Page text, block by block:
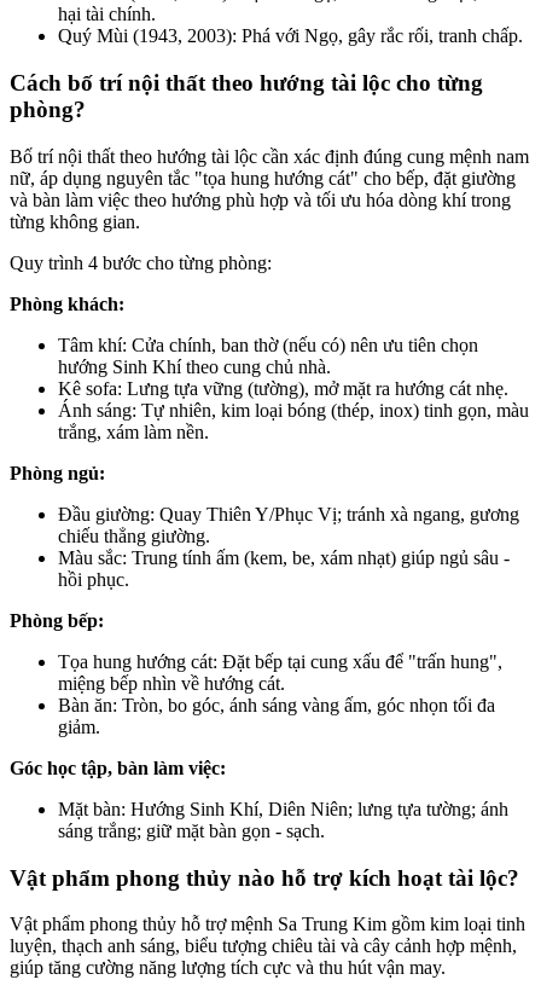
hại tài chính.
Quý Mùi (1943, 2003): Phá với Ngọ, gây rắc rối, tranh chấp.
Cách bố trí nội thất theo hướng tài lộc cho từng
phòng?
Bố trí nội thất theo hướng tài lộc cần xác định đúng cung mệnh nam
nữ, áp dụng nguyên tắc "tọa hung hướng cát" cho bếp, đặt giường
và bàn làm việc theo hướng phù hợp và tối ưu hóa dòng khí trong
từng không gian.
Quy trình 4 bước cho từng phòng:
Phòng khách:
Tâm khí: Cửa chính, ban thờ (nếu có) nên ưu tiên chọn
hướng Sinh Khí theo cung chủ nhà.
Kê sofa: Lưng tựa vững (tường), mở mặt ra hướng cát nhẹ.
Ánh sáng: Tự nhiên, kim loại bóng (thép, inox) tinh gọn, màu
trắng, xám làm nền.
Phòng ngủ:
Đầu giường: Quay Thiên Y/Phục Vị; tránh xà ngang, gương
chiếu thẳng giường.
Màu sắc: Trung tính ấm (kem, be, xám nhạt) giúp ngủ sâu -
hồi phục.
Phòng bếp:
Tọa hung hướng cát: Đặt bếp tại cung xấu để "trấn hung",
miệng bếp nhìn về hướng cát.
Bàn ăn: Tròn, bo góc, ánh sáng vàng ấm, góc nhọn tối đa
giảm.
Góc học tập, bàn làm việc:
Mặt bàn: Hướng Sinh Khí, Diên Niên; lưng tựa tường; ánh
sáng trắng; giữ mặt bàn gọn - sạch.
Vật phẩm phong thủy nào hỗ trợ kích hoạt tài lộc?
Vật phẩm phong thủy hỗ trợ mệnh Sa Trung Kim gồm kim loại tinh
luyện, thạch anh sáng, biểu tượng chiêu tài và cây cảnh hợp mệnh,
giúp tăng cường năng lượng tích cực và thu hút vận may.